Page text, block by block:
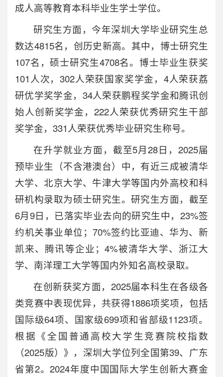
成人高等教育本科毕业生学士学位。
研究生方面，今年深圳大学毕业研究生总
数达4815名，创历史新高。其中，博士研究生
107名，硕士研究生4708名。博士毕业生获奖
101人次，302人荣获国家奖学金，4人荣获荔
研优学奖学金，34人荣获鹏程奖学金和腾讯创
始人创新奖学金，222人荣获优秀研究生干部
奖学金，331人荣获优秀毕业研究生称号。
在升学就业方面，截至5月28日，2025届
预毕业生（不含港澳台）中，有近三成被清华
大学、北京大学、牛津大学等国内外高校和科
研机构录取为硕士研究生。研究生方面，截至
6月9日，已落实毕业去向的研究生中，23%签
约机关事业单位；70%签约比亚迪、华为、新
凯来、腾讯等企业；4%被清华大学、浙江大
学、南洋理工大学等国内外知名高校录取。
在创新获奖方面，2025届本科生在各级各
类竞赛中表现优异，共获得1886项奖项，包括
国际级64项、国家级699项和省部级1123项。
根据《全国普通高校大学生竞赛院校指数
（2025版）》，深圳大学位列全国第39、广东
省第2。2024年度中国国际大学生创新大赛金